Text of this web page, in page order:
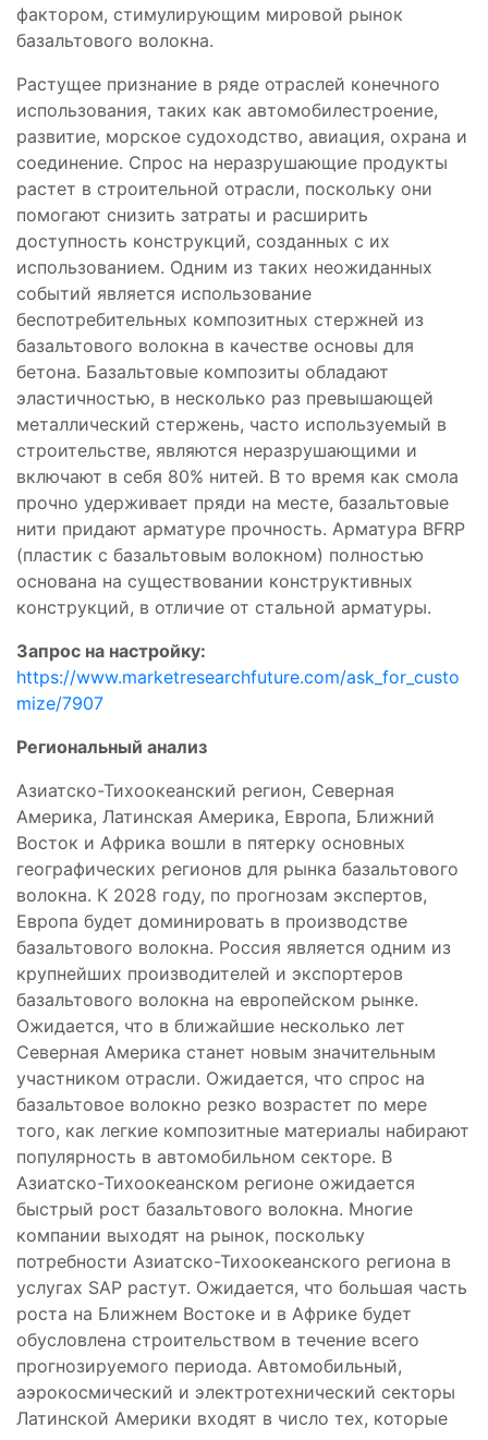
фактором, стимулирующим мировой рынок
базальтового волокна.
Растущее признание в ряде отраслей конечного
использования, таких как автомобилестроение,
развитие, морское судоходство, авиация, охрана и
соединение. Спрос на неразрушающие продукты
растет в строительной отрасли, поскольку они
помогают снизить затраты и расширить
доступность конструкций, созданных с их
использованием. Одним из таких неожиданных
событий является использование
беспотребительных композитных стержней из
базальтового волокна в качестве основы для
бетона. Базальтовые композиты обладают
эластичностью, в несколько раз превышающей
металлический стержень, часто используемый в
строительстве, являются неразрушающими и
включают в себя 80% нитей. В то время как смола
прочно удерживает пряди на месте, базальтовые
нити придают арматуре прочность. Арматура BFRP
(пластик с базальтовым волокном) полностью
основана на существовании конструктивных
конструкций, в отличие от стальной арматуры.
Запрос на настройку:
https://www.marketresearchfuture.com/ask_for_custo
mize/7907
Региональный анализ
Азиатско-Тихоокеанский регион, Северная
Америка, Латинская Америка, Европа, Ближний
Восток и Африка вошли в пятерку основных
географических регионов для рынка базальтового
волокна. К 2028 году, по прогнозам экспертов,
Европа будет доминировать в производстве
базальтового волокна. Россия является одним из
крупнейших производителей и экспортеров
базальтового волокна на европейском рынке.
Ожидается, что в ближайшие несколько лет
Северная Америка станет новым значительным
участником отрасли. Ожидается, что спрос на
базальтовое волокно резко возрастет по мере
того, как легкие композитные материалы набирают
популярность в автомобильном секторе. В
Азиатско-Тихоокеанском регионе ожидается
быстрый рост базальтового волокна. Многие
компании выходят на рынок, поскольку
потребности Азиатско-Тихоокеанского региона в
услугах SAP растут. Ожидается, что большая часть
роста на Ближнем Востоке и в Африке будет
обусловлена строительством в течение всего
прогнозируемого периода. Автомобильный,
аэрокосмический и электротехнический секторы
Латинской Америки входят в число тех, которые